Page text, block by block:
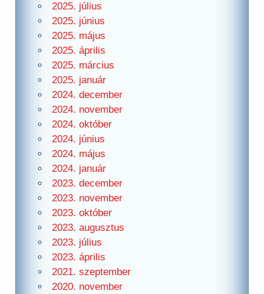
2025. július
2025. június
2025. május
2025. április
2025. március
2025. január
2024. december
2024. november
2024. október
2024. június
2024. május
2024. január
2023. december
2023. november
2023. október
2023. augusztus
2023. július
2023. április
2021. szeptember
2020. november